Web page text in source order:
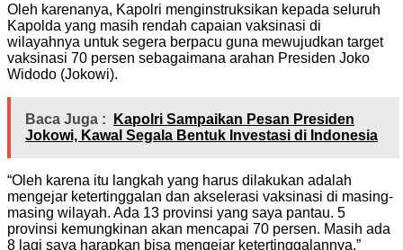
Oleh karenanya, Kapolri menginstruksikan kepada seluruh
Kapolda yang masih rendah capaian vaksinasi di
wilayahnya untuk segera berpacu guna mewujudkan target
vaksinasi 70 persen sebagaimana arahan Presiden Joko
Widodo (Jokowi).
Baca Juga :
Kapolri Sampaikan Pesan Presiden
Jokowi, Kawal Segala Bentuk Investasi di Indonesia
“Oleh karena itu langkah yang harus dilakukan adalah
mengejar ketertinggalan dan akselerasi vaksinasi di masing-
masing wilayah. Ada 13 provinsi yang saya pantau. 5
provinsi kemungkinan akan mencapai 70 persen. Masih ada
8 lagi saya harapkan bisa mengejar ketertinggalannya,”